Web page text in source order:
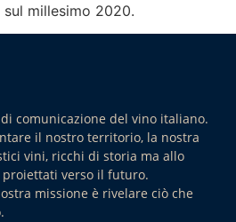
millesimo 2020.
comunicazione del vino italiano.
il nostro territorio, la nostra
vini, ricchi di storia ma allo
verso il futuro.
missione è rivelare ciò che